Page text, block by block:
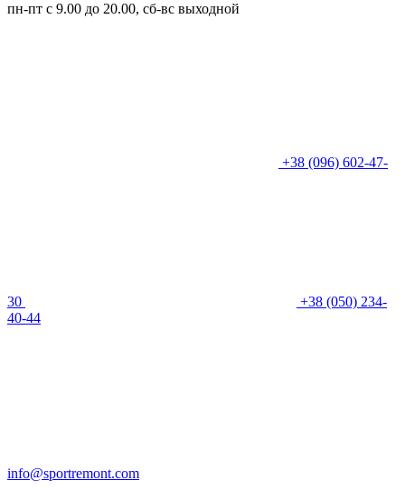
пн-пт с 9.00 до 20.00, сб-вс выходной
+38 (096) 602-47-
30
+38 (050) 234-
40-44
info@sportremont.com